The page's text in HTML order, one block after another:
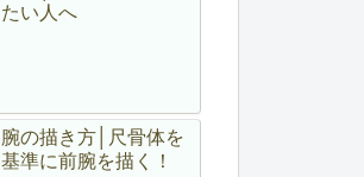
たい人へ
腕の描き方│尺骨体を
基準に前腕を描く！